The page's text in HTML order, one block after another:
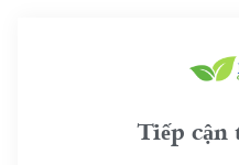
Tiếp cận